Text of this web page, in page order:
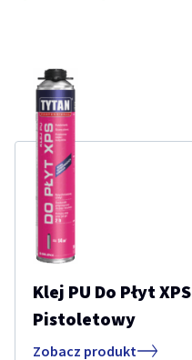
Klej PU Do Płyt XPS
Pistoletowy
Zobacz produkt